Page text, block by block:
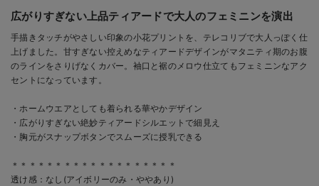
広がりすぎない上品ティアードで大人のフェミニンを演出
手描きタッチがやさしい印象の小花プリントを、テレコリブで大人っぽく仕
上げました。甘すぎない控えめなティアードデザインがマタニティ期のお腹
のラインをさりげなくカバー。袖口と裾のメロウ仕立てもフェミニンなアク
セントになっています。
・ホームウエアとしても着られる華やかデザイン
・広がりすぎない絶妙ティアードシルエットで細見え
・胸元がスナップボタンでスムーズに授乳できる
＊＊＊＊＊＊＊＊＊＊＊＊＊＊＊＊＊＊＊
透け感：なし(アイボリーのみ・ややあり)